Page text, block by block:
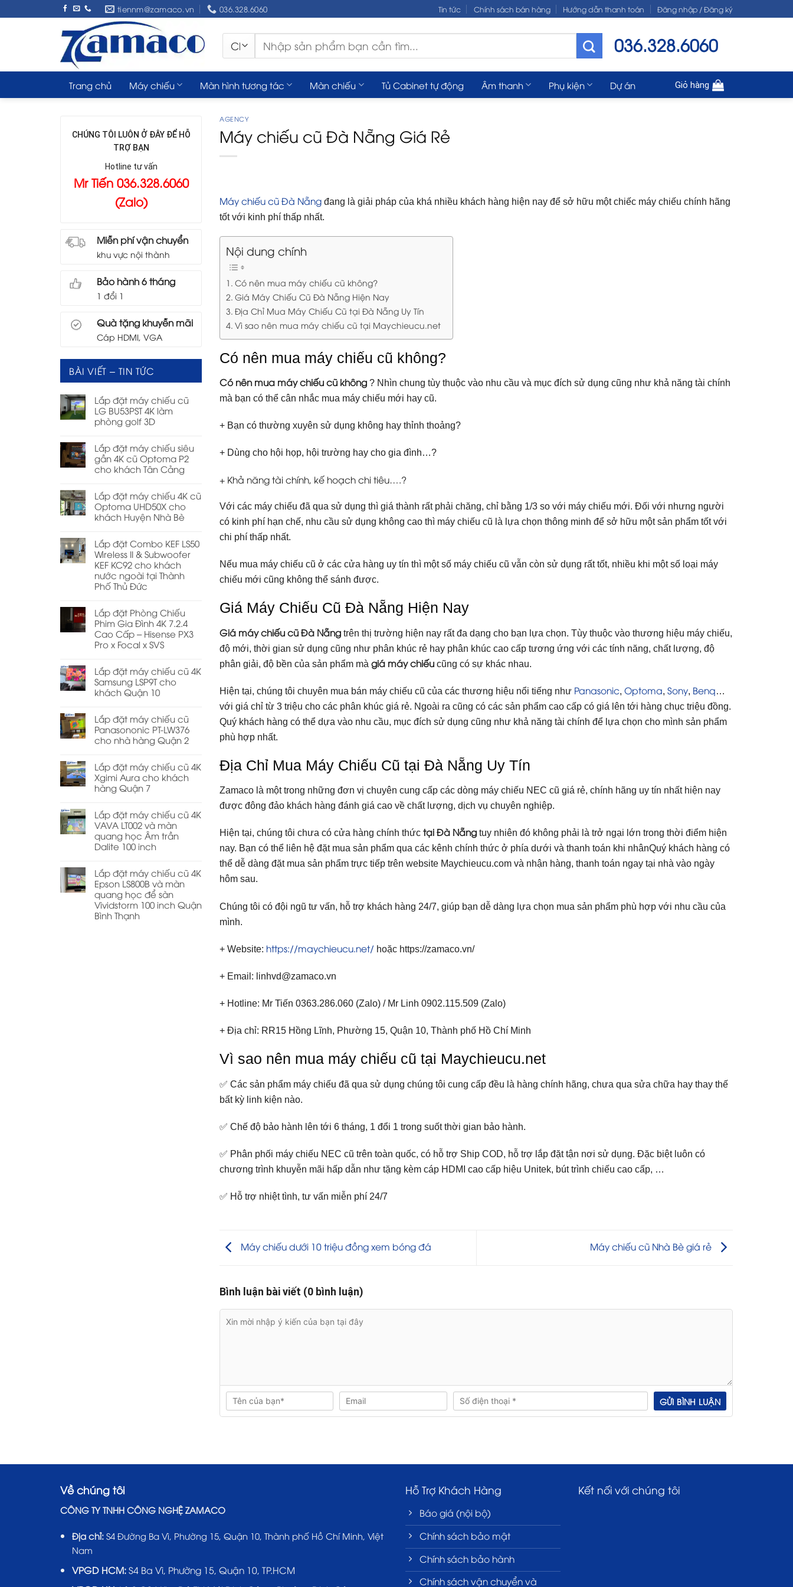
to
tiennm@zamaco.vn 036.328.6060 Tin tức Chính sách bán hàng Hướng dẫn thanh toán Đăng nhập / Đăng ký
Tìm
kiếm:
036.328.6060
Trang chủ Máy chiếu Màn hình tương tác Màn chiếu Tủ Cabinet tự động Âm thanh Phụ kiện Dự án Giỏ hàng
CHÚNG TÔI LUÔN Ở ĐÂY ĐỂ HỖ
TRỢ BẠN
Hotline tư vấn
Mr Tiến 036.328.6060
(Zalo)
Miễn phí vận chuyển
khu vực nội thành
Bảo hành 6 tháng
1 đổi 1
Quà tặng khuyễn mãi
Cáp HDMI, VGA
BÀI VIẾT – TIN TỨC
Lắp đặt máy chiếu cũ
LG BU53PST 4K làm
phòng golf 3D
Lắp đặt máy chiếu siêu
gần 4K cũ Optoma P2
cho khách Tân Cảng
Lắp đặt máy chiếu 4K cũ
Optoma UHD50X cho
khách Huyện Nhà Bè
Lắp đặt Combo KEF LS50
Wireless II & Subwoofer
KEF KC92 cho khách
nước ngoài tại Thành
Phố Thủ Đức
Lắp đặt Phòng Chiếu
Phim Gia Đình 4K 7.2.4
Cao Cấp – Hisense PX3
Pro x Focal x SVS
Lắp đặt máy chiếu cũ 4K
Samsung LSP9T cho
khách Quận 10
Lắp đặt máy chiếu cũ
Panasononic PT-LW376
cho nhà hàng Quận 2
Lắp đặt máy chiếu cũ 4K
Xgimi Aura cho khách
hàng Quận 7
Lắp đặt máy chiếu cũ 4K
VAVA LT002 và màn
quang học Âm trần
Dalite 100 inch
Lắp đặt máy chiếu cũ 4K
Epson LS800B và màn
quang học để sàn
Vividstorm 100 inch Quận
Bình Thạnh
AGENCY
Máy chiếu cũ Đà Nẵng Giá Rẻ
Máy chiếu cũ Đà Nẵng đang là giải pháp của khá nhiều khách hàng hiện nay để sở hữu một chiếc máy chiếu chính hãng
tốt với kinh phí thấp nhất.
Nội dung chính
Có nên mua máy chiếu cũ không?
Giá Máy Chiếu Cũ Đà Nẵng Hiện Nay
Địa Chỉ Mua Máy Chiếu Cũ tại Đà Nẵng Uy Tín
Vì sao nên mua máy chiếu cũ tại Maychieucu.net
Có nên mua máy chiếu cũ không?
Có nên mua máy chiếu cũ không ? Nhìn chung tùy thuộc vào nhu cầu và mục đích sử dụng cũng như khả năng tài chính
mà bạn có thể cân nhắc mua máy chiếu mới hay cũ.
+ Bạn có thường xuyên sử dụng không hay thỉnh thoảng?
+ Dùng cho hội họp, hội trường hay cho gia đình…?
+ Khả năng tài chính, kế hoạch chi tiêu….?
Với các máy chiếu đã qua sử dụng thì giá thành rất phải chăng, chỉ bằng 1/3 so với máy chiếu mới. Đối với nhưng người
có kinh phí hạn chế, nhu cầu sử dụng không cao thì máy chiếu cũ là lựa chọn thông minh để sở hữu một sản phẩm tốt với
chi phí thấp nhất.
Nếu mua máy chiếu cũ ở các cửa hàng uy tín thì một số máy chiếu cũ vẫn còn sử dụng rất tốt, nhiều khi một số loại máy
chiếu mới cũng không thể sánh được.
Giá Máy Chiếu Cũ Đà Nẵng Hiện Nay
Giá máy chiếu cũ Đà Nẵng trên thị trường hiện nay rất đa dạng cho bạn lựa chọn. Tùy thuộc vào thương hiệu máy chiếu,
độ mới, thời gian sử dụng cũng như phân khúc rẻ hay phân khúc cao cấp tương ứng với các tính năng, chất lượng, độ
phân giải, độ bền của sản phẩm mà giá máy chiếu cũng có sự khác nhau.
Hiện tại, chúng tôi chuyên mua bán máy chiếu cũ của các thương hiệu nổi tiếng như Panasonic, Optoma, Sony, Benq…
với giá chỉ từ 3 triệu cho các phân khúc giá rẻ. Ngoài ra cũng có các sản phẩm cao cấp có giá lên tới hàng chục triệu đồng.
Quý khách hàng có thể dựa vào nhu cầu, mục đích sử dụng cũng như khả năng tài chính để lựa chọn cho mình sản phẩm
phù hợp nhất.
Địa Chỉ Mua Máy Chiếu Cũ tại Đà Nẵng Uy Tín
Zamaco là một trong những đơn vị chuyên cung cấp các dòng máy chiếu NEC cũ giá rẻ, chính hãng uy tín nhất hiện nay
được đông đảo khách hàng đánh giá cao về chất lượng, dịch vụ chuyên nghiệp.
Hiện tại, chúng tôi chưa có cửa hàng chính thức tại Đà Nẵng tuy nhiên đó không phải là trở ngại lớn trong thời điểm hiện
nay. Bạn có thể liên hệ đặt mua sản phẩm qua các kênh chính thức ở phía dưới và thanh toán khi nhânQuý khách hàng có
thể dễ dàng đặt mua sản phẩm trực tiếp trên website Maychieucu.com và nhận hàng, thanh toán ngay tại nhà vào ngày
hôm sau.
Chúng tôi có đội ngũ tư vấn, hỗ trợ khách hàng 24/7, giúp bạn dễ dàng lựa chọn mua sản phẩm phù hợp với nhu cầu của
mình.
+ Website: https://maychieucu.net/ hoặc https://zamaco.vn/
+ Email: linhvd@zamaco.vn
+ Hotline: Mr Tiến 0363.286.060 (Zalo) / Mr Linh 0902.115.509 (Zalo)
+ Địa chỉ: RR15 Hồng Lĩnh, Phường 15, Quận 10, Thành phố Hồ Chí Minh
Vì sao nên mua máy chiếu cũ tại Maychieucu.net
✅ Các sản phẩm máy chiếu đã qua sử dụng chúng tôi cung cấp đều là hàng chính hãng, chưa qua sửa chữa hay thay thế
bất kỳ linh kiện nào.
✅ Chế độ bảo hành lên tới 6 tháng, 1 đổi 1 trong suốt thời gian bảo hành.
✅ Phân phối máy chiếu NEC cũ trên toàn quốc, có hỗ trợ Ship COD, hỗ trợ lắp đặt tận nơi sử dụng. Đặc biệt luôn có
chương trình khuyễn mãi hấp dẫn như tặng kèm cáp HDMI cao cấp hiệu Unitek, bút trình chiếu cao cấp, …
✅ Hỗ trợ nhiệt tình, tư vấn miễn phí 24/7
Máy chiếu dưới 10 triệu đồng xem bóng đá Máy chiếu cũ Nhà Bè giá rẻ
Bình luận bài viết (0 bình luận)
Về chúng tôi
CÔNG TY TNHH CÔNG NGHỆ ZAMACO
Địa chỉ:S4 Đường Ba Vì, Phường 15, Quận 10, Thành phố Hồ Chí Minh, Việt
Nam
VPGD HCM:S4 Ba Vì, Phường 15, Quận 10, TP.HCM
Hỗ Trợ Khách Hàng
Báo giá (nội bộ)
Chính sách bảo mật
Chính sách bảo hành
Chính sách vận chuyển và
Kết nối với chúng tôi